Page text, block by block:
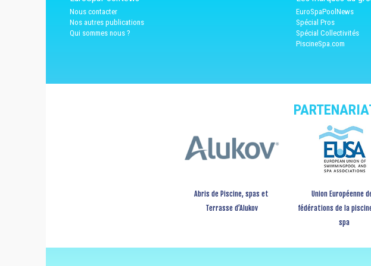
Nous contacter
Nos autres publications
Qui sommes nous ?
EuroSpaPoolNews
Spécial Pros
Spécial Collectivités
PiscineSpa.com
Abris de Piscine, spas et
Terrasse d’Alukov
Union Européenne
fédérations de la
spa